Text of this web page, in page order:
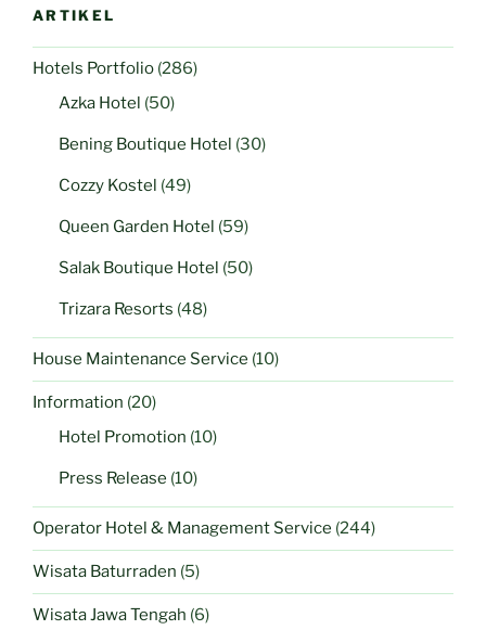
ARTIKEL
Hotels Portfolio (286)
Azka Hotel (50)
Bening Boutique Hotel (30)
Cozzy Kostel (49)
Queen Garden Hotel (59)
Salak Boutique Hotel (50)
Trizara Resorts (48)
House Maintenance Service (10)
Information (20)
Hotel Promotion (10)
Press Release (10)
Operator Hotel & Management Service (244)
Wisata Baturraden (5)
Wisata Jawa Tengah (6)